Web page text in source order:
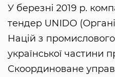
У березні 2019 р.
тендер UNIDO
Націй з промислового
української частини
Скоординоване